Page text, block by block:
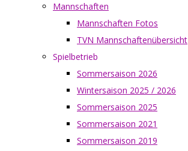
Mannschaften
Mannschaften Fotos
TVN Mannschaftenübersicht
Spielbetrieb
Sommersaison 2026
Wintersaison 2025 / 2026
Sommersaison 2025
Sommersaison 2021
Sommersaison 2019